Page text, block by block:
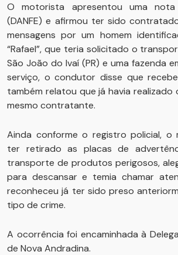
O motorista apresentou uma
(DANFE) e afirmou ter sido
mensagens por um homem
“Rafael”, que teria solicitado o
São João do Ivaí (PR) e uma fazenda
serviço, o condutor disse que
também relatou que já havia
mesmo contratante.
Ainda conforme o registro policial, o
ter retirado as placas de
transporte de produtos perigosos,
para descansar e temia chamar
reconheceu já ter sido preso
tipo de crime.
A ocorrência foi encaminhada à
de Nova Andradina.